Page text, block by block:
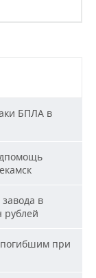
БПЛА в
в
рублей
при